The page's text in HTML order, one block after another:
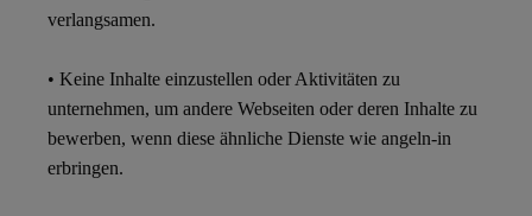
verlangsamen.
• Keine Inhalte einzustellen oder Aktivitäten zu
unternehmen, um andere Webseiten oder deren Inhalte zu
bewerben, wenn diese ähnliche Dienste wie angeln-in
erbringen.